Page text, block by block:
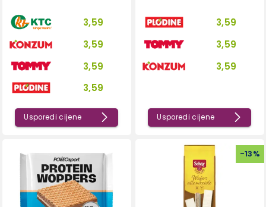
3,59
3,59
3,59
3,59
Usporedi cijene
3,59
3,59
3,59
Usporedi cijene
-13%